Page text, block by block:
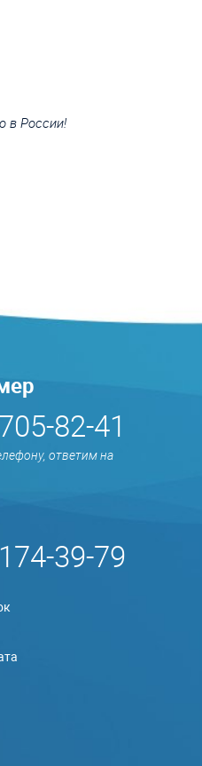
в России!
82-41
ответим на
39-79